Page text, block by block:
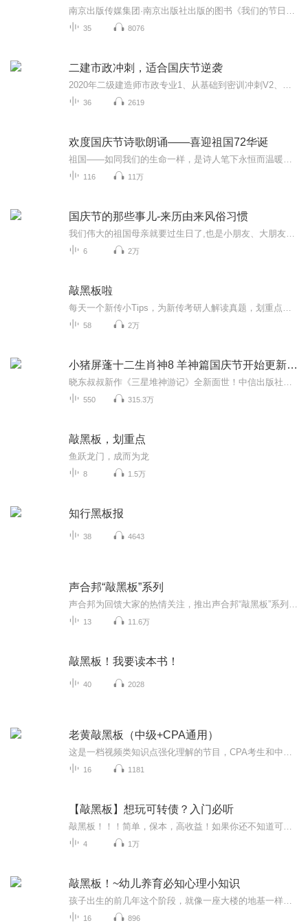
35 8076
二建市政冲刺，适合国庆节逆袭
36 2619
欢度国庆节诗歌朗诵——喜迎祖国72华诞
116 11万
国庆节的那些事儿-来历由来风俗习惯
6 2万
敲黑板啦
58 2万
小猪屏蓬十二生肖神8 羊神篇国庆节开始更新啦！
550 315.3万
敲黑板，划重点
鱼跃龙门，成而为龙
8 1.5万
知行黑板报
38 4643
声合邦“敲黑板”系列
13 11.6万
敲黑板！我要读本书！
40 2028
老黄敲黑板（中级+CPA通用）
16 1181
【敲黑板】想玩可转债？入门必听
4 1万
敲黑板！~幼儿养育必知心理小知识
16 896